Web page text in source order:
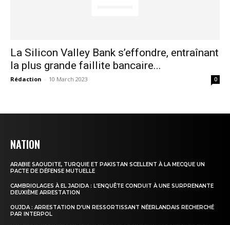
À propos
La Silicon Valley Bank s’effondre, entraînant
la plus grande faillite bancaire...
Rédaction - 10 March 2023 0
NATION
ARABIE SAOUDITE, TURQUIE ET PAKISTAN SCELLENT À LA MECQUE UN
PACTE DE DÉFENSE MUTUELLE
CAMBRIOLAGES À EL JADIDA : L’ENQUÊTE CONDUIT À UNE SURPRENANTE
DEUXIÈME ARRESTATION
OUJDA : ARRESTATION D’UN RESSORTISSANT NÉERLANDAIS RECHERCHÉ
PAR INTERPOL